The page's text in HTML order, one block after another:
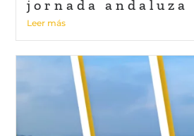
jornada andaluza
Leer más